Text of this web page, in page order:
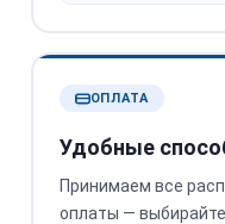
ОПЛАТА
Удобные
Принимаем все
оплаты —